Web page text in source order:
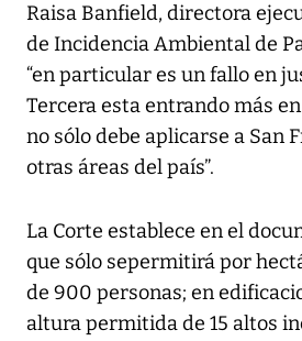
Raisa Banfield, directora
de Incidencia Ambiental de
“en particular es un fallo en
Tercera esta entrando más
no sólo debe aplicarse a San
otras áreas del país”.
La Corte establece en el
que sólo sepermitirá por
de 900 personas; en
altura permitida de 15 altos